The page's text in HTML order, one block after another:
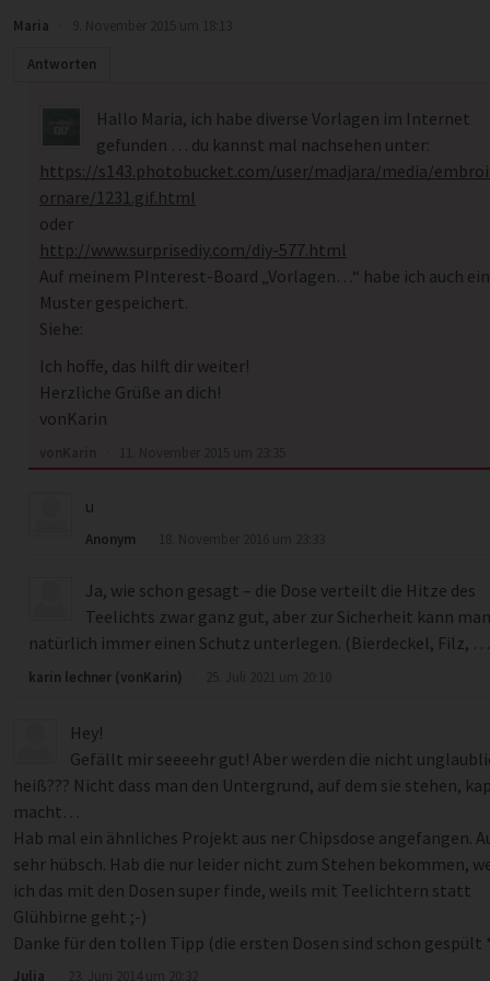
Maria
Antworten
Hallo Maria, ich habe diverse Vorlagen im Internet
gefunden … du kannst mal nachsehen unter:
https://s143.photobucket.com/user/madjara/media/
ornare/1231.gif.html
oder
http://www.surprisediy.com/diy-577.html
Auf meinem PInterest-Board „Vorlagen…“ habe ich auch
Muster gespeichert.
Siehe:
Ich hoffe, das hilft dir weiter!
Herzliche Grüße an dich!
vonKarin
u
Anonym
Ja, wie schon gesagt – die Dose verteilt die Hitze des
Teelichts zwar ganz gut, aber zur Sicherheit kann man
natürlich immer einen Schutz unterlegen. (Bierdeckel, Filz,
karin lechner (vonKarin)
Hey!
Gefällt mir seeeehr gut! Aber werden die nicht
heiß??? Nicht dass man den Untergrund, auf dem sie stehen,
macht…
Hab mal ein ähnliches Projekt aus ner Chipsdose angefangen.
sehr hübsch. Hab die nur leider nicht zum Stehen bekommen,
ich das mit den Dosen super finde, weils mit Teelichtern statt
Glühbirne geht ;-)
Danke für den tollen Tipp (die ersten Dosen sind schon gespült
Julia